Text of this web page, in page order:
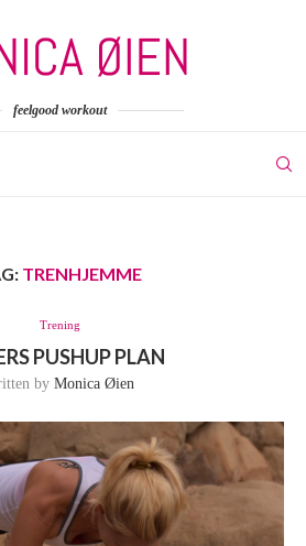
feelgood workout
TRENHJEMME
Trening
PUSHUP PLAN
by Monica Øien